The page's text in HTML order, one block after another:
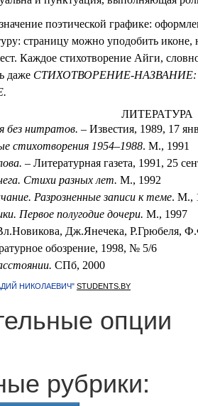
поэтической графике:
страницу можно уподобить иконе,
Каждое стихотворение Айги,
даже СТИХОТВОРЕНИЕ-
ЛИТЕРАТУРА
без нитратов. – Известия, 1989, 17
стихотворения 1954–1988. М., 1991
– Литературная газета, 1991, 25
Стихи разных лет. М., 1992
Разрозненные записи к теме. М.,
Первое полугодие дочери. М., 1997
Дж.Янечека, Р.Грюбеля,
обозрение, 1998, № 5/6
СПб, 2000
НИКОЛАЕВИЧ" STUDENTS.BY
опции
рубрики: